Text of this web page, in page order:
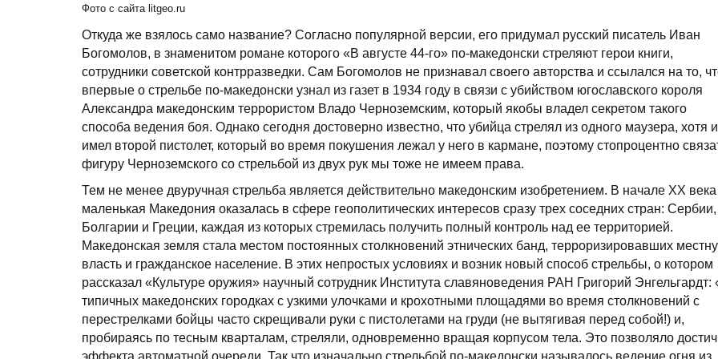
Фото с сайта litgeo.ru
Откуда же взялось само название? Согласно популярной версии, его придумал русский писатель Иван
Богомолов, в знаменитом романе которого «В августе 44-го» по-македонски стреляют герои книги,
сотрудники советской контрразведки. Сам Богомолов не признавал своего авторства и ссылался на то,
впервые о стрельбе по-македонски узнал из газет в 1934 году в связи с убийством югославского короля
Александра македонским террористом Владо Черноземским, который якобы владел секретом такого
способа ведения боя. Однако сегодня достоверно известно, что убийца стрелял из одного маузера, хотя и
имел второй пистолет, который во время покушения лежал у него в кармане, поэтому стопроцентно
фигуру Черноземского со стрельбой из двух рук мы тоже не имеем права.
Тем не менее двуручная стрельба является действительно македонским изобретением. В начале ХХ века
маленькая Македония оказалась в сфере геополитических интересов сразу трех соседних стран: Сербии,
Болгарии и Греции, каждая из которых стремилась получить полный контроль над ее территорией.
Македонская земля стала местом постоянных столкновений этнических банд, терроризировавших
власть и гражданское население. В этих непростых условиях и возник новый способ стрельбы, о котором
рассказал «Культуре оружия» научный сотрудник Института славяноведения РАН Григорий Энгельгардт:
типичных македонских городках с узкими улочками и крохотными площадями во время столкновений с
перестрелками бойцы часто скрещивали руки с пистолетами на груди (не вытягивая перед собой!) и,
пробираясь по тесным кварталам, стреляли, одновременно вращая корпусом тела. Это позволяло
эффекта автоматной очереди. Так что изначально стрельбой по-македонски называлось ведение огня из